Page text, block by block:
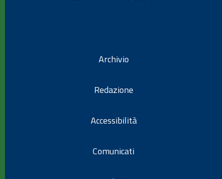
Archivio
Redazione
Accessibilità
Comunicati